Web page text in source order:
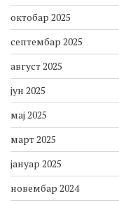
октобар 2025
септембар 2025
август 2025
јун 2025
мај 2025
март 2025
јануар 2025
новембар 2024